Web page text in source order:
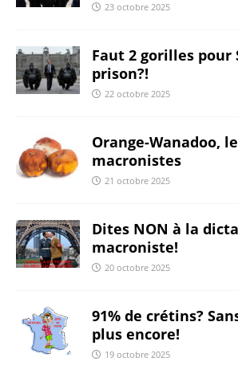
23 octobre 2025
Faut 2 gorilles pour
prison?!
22 octobre 2025
Orange-Wanadoo,
macronistes
21 octobre 2025
Dites NON à la
macroniste!
20 octobre 2025
91% de crétins?
plus encore!
19 octobre 2025